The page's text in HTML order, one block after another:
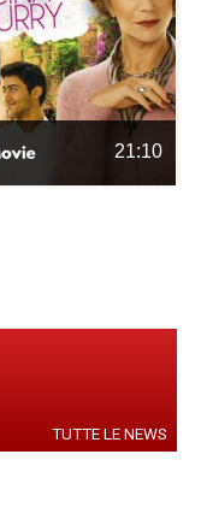
21:10
TUTTE LE NEWS